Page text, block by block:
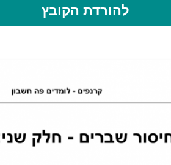
להורדת הקובץ